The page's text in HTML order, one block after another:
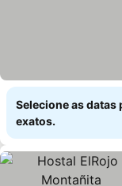
Selecione as datas
exatos.